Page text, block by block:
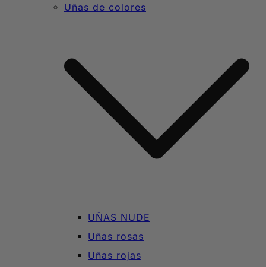
Uñas de colores
UÑAS NUDE
Uñas rosas
Uñas rojas